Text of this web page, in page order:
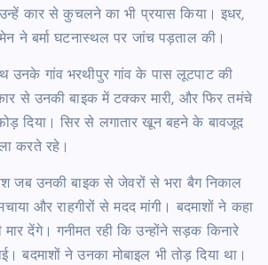
कार से कुचलने का भी प्रयास किया। इधर,
ने बर्मा घटनास्थल पर जांच पड़ताल की।
उनके गांव भरथीपुर गांव के पास लूटपाट की
से उनकी बाइक में टक्कर मारी, और फिर तमंचे
दिया। सिर से लगातार खून बहने के बावजूद
करते रहे।
जब उनकी बाइक से जेवरों से भरा बैग निकाल
और राहगीरों से मदद मांगी। बदमाशों ने कहा
मार देंगे। गनीमत रही कि उन्होंने सड़क किनारे
बदमाशों ने उनका मोबाइल भी तोड़ दिया था।